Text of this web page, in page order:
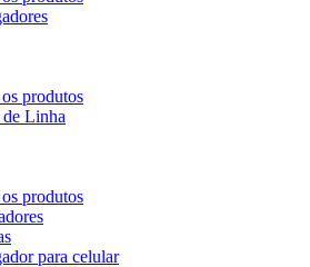
produtos
Linha
produtos
para celular